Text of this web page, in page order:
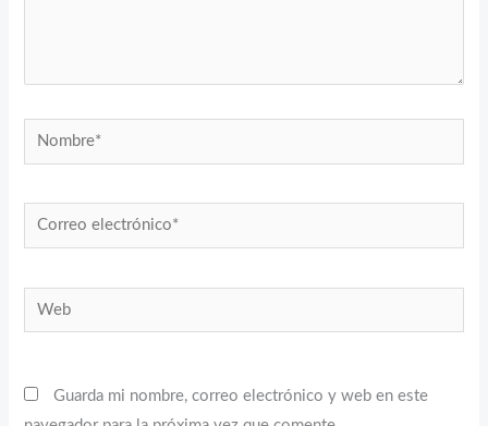
Nombre*
Correo
electrónico*
Web
Guarda mi nombre, correo electrónico y web en este